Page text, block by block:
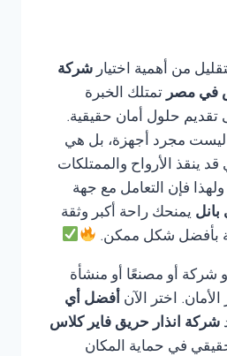
من أهمية اختيار شركة
في مصر تمتلك الخبرة
تقديم حلول أمان حقيقية.
ليست مجرد أجهزة، بل هي
ينقذ الأرواح والممتلكات
فإن التعامل مع جهة
يمنحك راحة أكبر وثقة
بأفضل شكل ممكن.
شركة أو مصنعًا أو منشأة
اختر الآن أفضل أي
شركة انذار حريق فاير كلاس
في حماية المكان